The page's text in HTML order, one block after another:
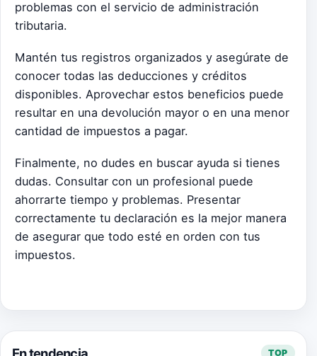
problemas con el servicio de administración
tributaria.
Mantén tus registros organizados y asegúrate de
conocer todas las deducciones y créditos
disponibles. Aprovechar estos beneficios puede
resultar en una devolución mayor o en una menor
cantidad de impuestos a pagar.
Finalmente, no dudes en buscar ayuda si tienes
dudas. Consultar con un profesional puede
ahorrarte tiempo y problemas. Presentar
correctamente tu declaración es la mejor manera
de asegurar que todo esté en orden con tus
impuestos.
TOP